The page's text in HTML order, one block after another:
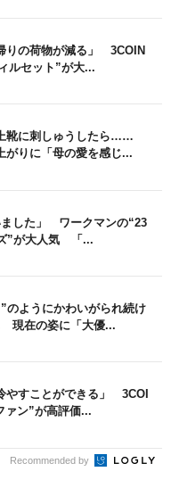
りの荷物が減る」 3COIN
ルセット”が大...
靴に刺しゅうしたら……
がりに「母の愛を感じ...
ました」 ワークマンの“23
”が大人気 「...
のようにかわいがられ続け
在の姿に「大優...
やすことができる」 3COI
ァン”が高評価...
Recommended by